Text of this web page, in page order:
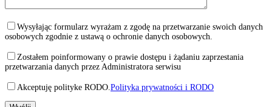
Wysyłając formularz wyrażam z zgodę na przetwarzanie swoich danych
osobowych zgodnie z ustawą o ochronie danych osobowych.
Zostałem poinformowany o prawie dostępu i żądaniu zaprzestania
przetwarzania danych przez Administratora serwisu
Akceptuję polityke RODO. Polityka prywatności i RODO